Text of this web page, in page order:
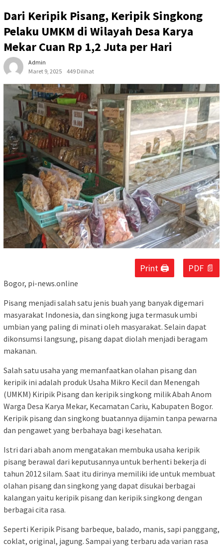
Dari Keripik Pisang, Keripik Singkong
Pelaku UMKM di Wilayah Desa Karya
Mekar Cuan Rp 1,2 Juta per Hari
Admin
Maret 9, 2025
449 Dilihat
Print 🖨 PDF 📄
Bogor, pi-news.online
Pisang menjadi salah satu jenis buah yang banyak digemari
masyarakat Indonesia, dan singkong juga termasuk umbi
umbian yang paling di minati oleh masyarakat. Selain dapat
dikonsumsi langsung, pisang dapat diolah menjadi beragam
makanan.
Salah satu usaha yang memanfaatkan olahan pisang dan
keripik ini adalah produk Usaha Mikro Kecil dan Menengah
(UMKM) Kiripik Pisang dan keripik singkong milik Abah Anom
Warga Desa Karya Mekar, Kecamatan Cariu, Kabupaten Bogor.
Keripik pisang dan singkong buatannya dijamin tanpa pewarna
dan pengawet yang berbahaya bagi kesehatan.
Istri dari abah anom mengatakan membuka usaha keripik
pisang berawal dari keputusannya untuk berhenti bekerja di
tahun 2012 silam. Saat itu dirinya memiliki ide untuk membuat
olahan pisang dan singkong yang dapat disukai berbagai
kalangan yaitu keripik pisang dan keripik singkong dengan
berbagai cita rasa.
Seperti Keripik Pisang barbeque, balado, manis, sapi panggang,
coklat, original, jagung. Sampai yang terbaru ada varian rasa